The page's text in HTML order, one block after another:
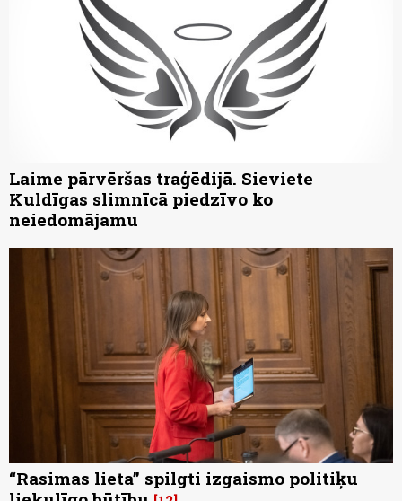
Laime pārvēršas traģēdijā. Sieviete
Kuldīgas slimnīcā piedzīvo ko
neiedomājamu
“Rasimas lieta” spilgti izgaismo politiķu